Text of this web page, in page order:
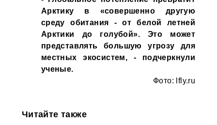
Арктику в «совершенно другую
среду обитания - от белой летней
Арктики до голубой». Это может
представлять большую угрозу для
местных экосистем, - подчеркнули
ученые.
Фото: lfly.ru
Читайте также